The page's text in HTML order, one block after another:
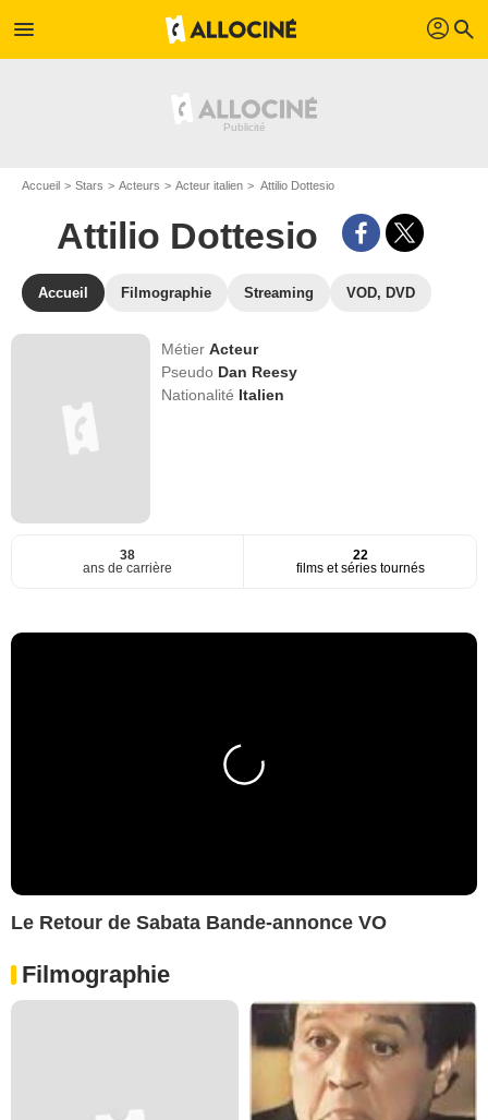
menu profil search
Accueil Stars Acteurs Acteur italien Attilio Dottesio
Attilio Dottesio
Accueil Filmographie Streaming VOD, DVD
MétierActeur
Pseudo Dan Reesy
Nationalité Italien
38
ans de carrière
22
films et séries tournés
Le Retour de Sabata Bande-annonce VO
Filmographie